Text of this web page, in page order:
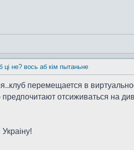
ці не? вось аб кім пытаньне
перемещается в
отсиживаться на